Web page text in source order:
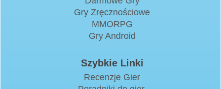
Gry Zręcznościowe
MMORPG
Gry Android
Szybkie Linki
Recenzje Gier